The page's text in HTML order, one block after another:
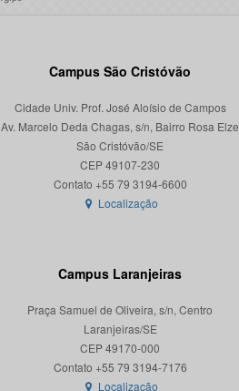
Campus São Cristóvão
Cidade Univ. Prof. José Aloísio de Campos
Av. Marcelo Deda Chagas, s/n, Bairro Rosa Elze
São Cristóvão/SE
CEP 49107-230
Localização
Campus Laranjeiras
Praça Samuel de Oliveira, s/n, Centro
Laranjeiras/SE
CEP 49170-000
Localização